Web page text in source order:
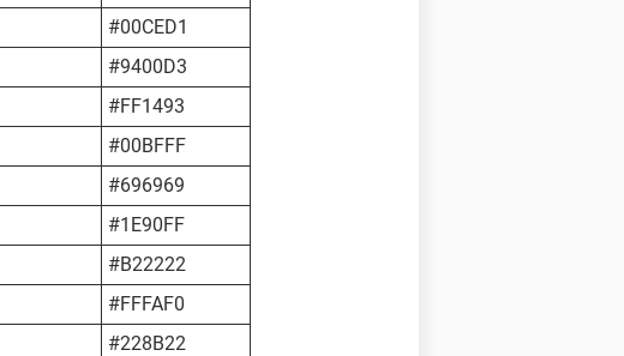
#00CED1
#9400D3
#FF1493
#00BFFF
#696969
#1E90FF
#B22222
#FFFAF0
#228B22